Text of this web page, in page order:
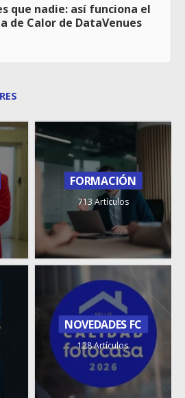
que nadie: así funciona el
de Calor de DataVenues
FORMACIÓN
713 Artículos
NOVEDADES FC
128 Artículos